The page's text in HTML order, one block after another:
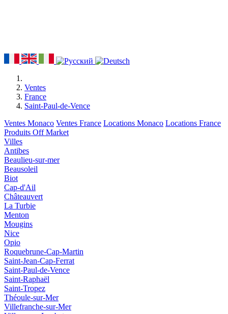
Ventes
France
Saint-Paul-de-Vence
Ventes Monaco Ventes France Locations Monaco Locations France
Produits Off Market
Villes
Antibes
Beaulieu-sur-mer
Beausoleil
Biot
Cap-d'Ail
Châteauvert
La Turbie
Menton
Mougins
Nice
Opio
Roquebrune-Cap-Martin
Saint-Jean-Cap-Ferrat
Saint-Paul-de-Vence
Saint-Raphaël
Saint-Tropez
Théoule-sur-Mer
Villefranche-sur-Mer